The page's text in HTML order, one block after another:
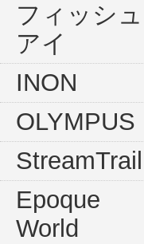
フィッシュ
アイ
INON
OLYMPUS
StreamTrail
Epoque
World